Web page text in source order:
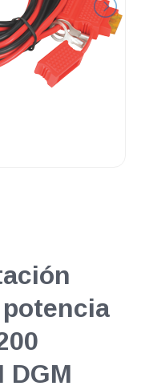
DGM